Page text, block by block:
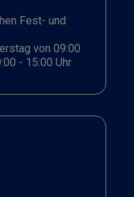
Fest- und
von 09:00
- 15:00 Uhr